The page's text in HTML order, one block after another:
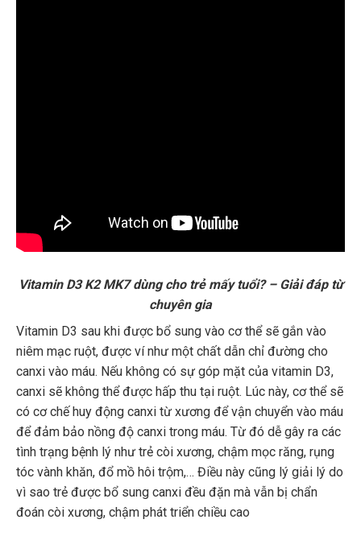
Vitamin D3 K2 MK7 dùng cho trẻ mấy tuổi? – Giải đáp từ
chuyên gia
Vitamin D3 sau khi được bổ sung vào cơ thể sẽ gắn vào
niêm mạc ruột, được ví như một chất dẫn chỉ đường cho
canxi vào máu. Nếu không có sự góp mặt của vitamin D3,
canxi sẽ không thể được hấp thu tại ruột. Lúc này, cơ thể sẽ
có cơ chế huy động canxi từ xương để vận chuyển vào máu
để đảm bảo nồng độ canxi trong máu. Từ đó dễ gây ra các
tình trạng bệnh lý như trẻ còi xương, chậm mọc răng, rụng
tóc vành khăn, đổ mồ hôi trộm,… Điều này cũng lý giải lý do
vì sao trẻ được bổ sung canxi đều đặn mà vẫn bị chẩn
đoán còi xương, chậm phát triển chiều cao